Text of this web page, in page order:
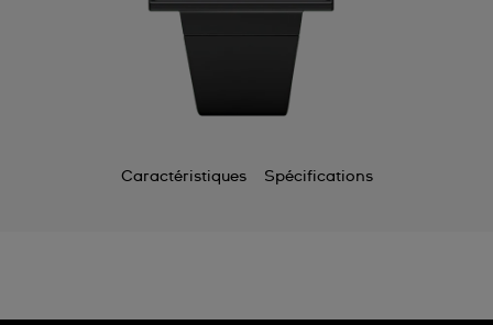
Caractéristiques Spécifications